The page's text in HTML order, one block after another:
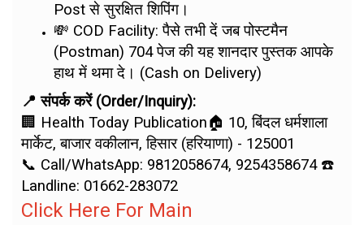
Post से सुरक्षित शिपिंग।
💸 COD Facility: पैसे तभी दें जब पोस्टमैन
(Postman) 704 पेज की यह शानदार पुस्तक आपके
हाथ में थमा दे। (Cash on Delivery)
📍 संपर्क करें (Order/Inquiry):
🏢 Health Today Publication🏠 10, बिंदल धर्मशाला
मार्केट, बाजार वकीलान, हिसार (हरियाणा) - 125001
📞 Call/WhatsApp: 9812058674, 9254358674 ☎️
Landline: 01662-283072
Click Here For Main